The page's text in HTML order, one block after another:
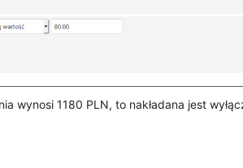
wynosi 1180 PLN, to nakładana jest